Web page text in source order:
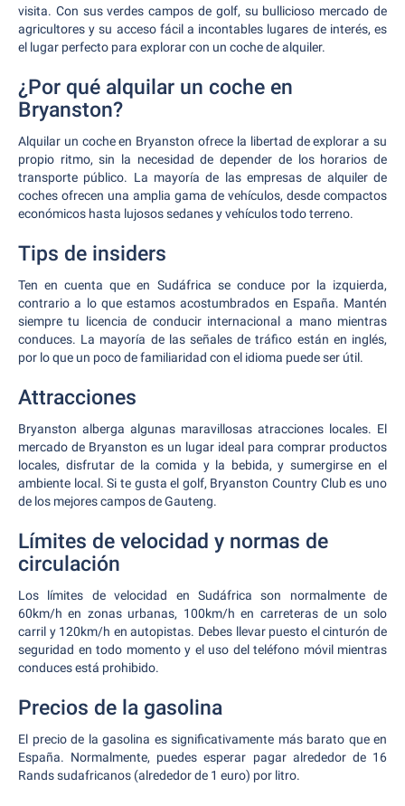
visita. Con sus verdes campos de golf, su bullicioso mercado de
agricultores y su acceso fácil a incontables lugares de interés, es
el lugar perfecto para explorar con un coche de alquiler.
¿Por qué alquilar un coche en
Bryanston?
Alquilar un coche en Bryanston ofrece la libertad de explorar a su
propio ritmo, sin la necesidad de depender de los horarios de
transporte público. La mayoría de las empresas de alquiler de
coches ofrecen una amplia gama de vehículos, desde compactos
económicos hasta lujosos sedanes y vehículos todo terreno.
Tips de insiders
Ten en cuenta que en Sudáfrica se conduce por la izquierda,
contrario a lo que estamos acostumbrados en España. Mantén
siempre tu licencia de conducir internacional a mano mientras
conduces. La mayoría de las señales de tráfico están en inglés,
por lo que un poco de familiaridad con el idioma puede ser útil.
Attracciones
Bryanston alberga algunas maravillosas atracciones locales. El
mercado de Bryanston es un lugar ideal para comprar productos
locales, disfrutar de la comida y la bebida, y sumergirse en el
ambiente local. Si te gusta el golf, Bryanston Country Club es uno
de los mejores campos de Gauteng.
Límites de velocidad y normas de
circulación
Los límites de velocidad en Sudáfrica son normalmente de
60km/h en zonas urbanas, 100km/h en carreteras de un solo
carril y 120km/h en autopistas. Debes llevar puesto el cinturón de
seguridad en todo momento y el uso del teléfono móvil mientras
conduces está prohibido.
Precios de la gasolina
El precio de la gasolina es significativamente más barato que en
España. Normalmente, puedes esperar pagar alrededor de 16
Rands sudafricanos (alrededor de 1 euro) por litro.